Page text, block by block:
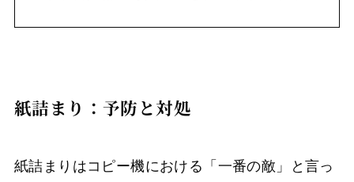
紙詰まり：予防と対処
紙詰まりはコピー機における「一番の敵」と言っ